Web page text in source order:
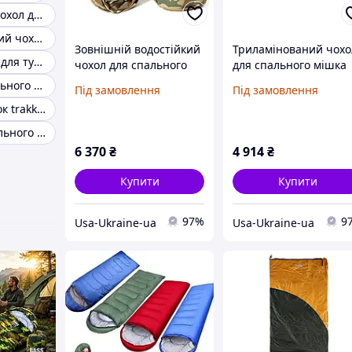
Мембранний чохол для спального мішка
Непромокальний чохол для спального мішка
Спальні мішки для туризму
Чохол для спального мішка гортекс
Спальний мішок trakker
Мішок для спального мішка
Зовнішній водостійкий
чохол для спального
мультикам / піксель /
Під замовлення
6 370₴
Купити
Usa-Ukraine-ua 97%
Триламінований
для спального мішка
флектарн
Під замовлення
4 914₴
Купити
Usa-Ukraine-ua